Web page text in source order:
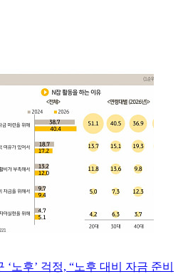
‘노후’ 걱정, “노후 대비 자금 준비